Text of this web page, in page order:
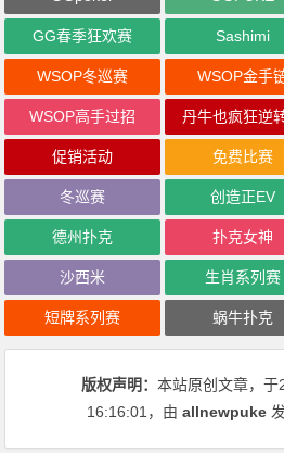
GG春季狂欢赛 Sashimi
WSOP冬巡赛 WSOP金手
WSOP高手过招 丹牛也疯狂逆
促销活动 免费比赛
冬巡赛 创造正EV
德州扑克 扑克女神
沙西米 生肖系列赛
短牌系列赛 蜗牛扑克
版权声明：本站原创文章，于
16:16:01，由allnewpuke